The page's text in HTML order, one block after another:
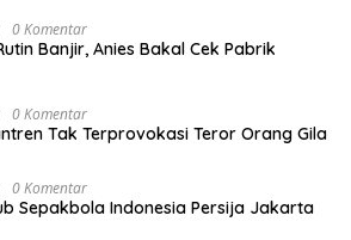
0 Komentar
Banjir, Anies Bakal Cek Pabrik
0 Komentar
Tak Terprovokasi Teror Orang Gila
0 Komentar
Sepakbola Indonesia Persija Jakarta